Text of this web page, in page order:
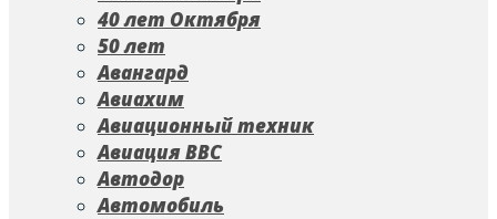
40 лет Октября
50 лет
Авангард
Авиахим
Авиационный техник
Авиация ВВС
Автодор
Автомобиль